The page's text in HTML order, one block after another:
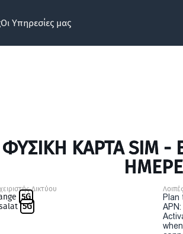
Οι Υπηρεσίες μας
ΦΥΣΙΚΉ ΚΆΡΤΑ SIM -
Δικτύου
5G
5G
Plan